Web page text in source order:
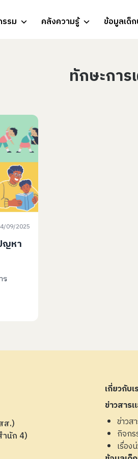
รม คลังความรู้ ข้อมูลเด็
ทักษะกา
09/2025
ญหา
ร
ส.)
ำนัก 4)
เกี่ยวกับเ
ข่าวสาร
ข่าวส
กิจก
เรื่อง